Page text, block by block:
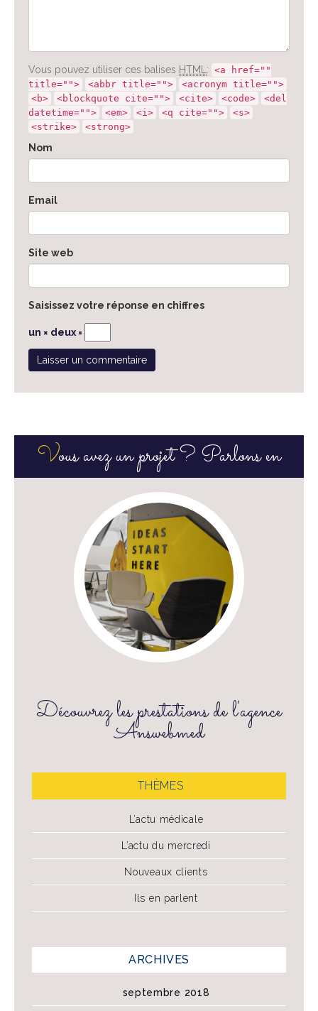
Vous pouvez utiliser ces balises HTML : <a href=""
title="">
<abbr title="">
<acronym title="">
<b>
<blockquote cite=""> <cite> <code>
<del
datetime="">
<em> <i> <q cite="">
<s>
<strike>
<strong>
Nom
Email
Site web
Saisissez votre réponse en chiffres
un × deux =
Vous avez un projet ? Parlons en
Découvrez les prestations de l'agence
Answebmed
THÈMES
L’actu médicale
L’actu du mercredi
Nouveaux clients
Ils en parlent
ARCHIVES
septembre 2018